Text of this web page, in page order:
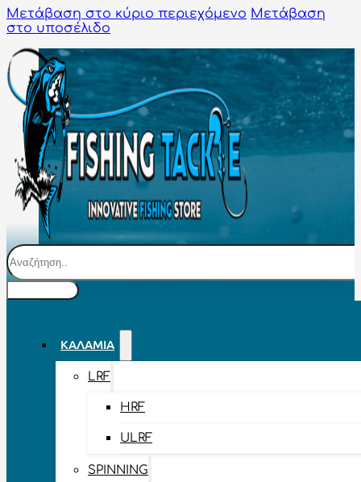
Μετάβαση στο κύριο περιεχόμενο Μετάβαση
στο υποσέλιδο
Αναζήτηση
ΚΑΛΆΜΙΑ
LRF
HRF
ULRF
SPINNING